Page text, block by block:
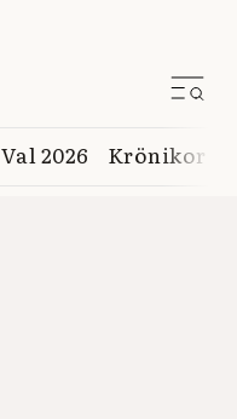
Val 2026 Krönikor